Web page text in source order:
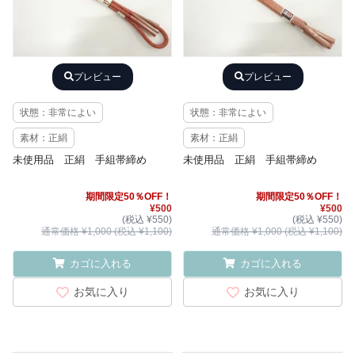
プレビュー
状態：非常によい
素材：正絹
未使用品 正絹 手組帯締め
期間限定50％OFF！
¥500
(税込 ¥550)
通常価格 ¥1,000 (税込 ¥1,100)
カゴに入れる
お気に入り
プレビュー
状態：非常によい
素材：正絹
未使用品 正絹 手組帯締め
期間限定50％OFF！
¥500
(税込 ¥550)
通常価格 ¥1,000 (税込 ¥1,100)
カゴに入れる
お気に入り